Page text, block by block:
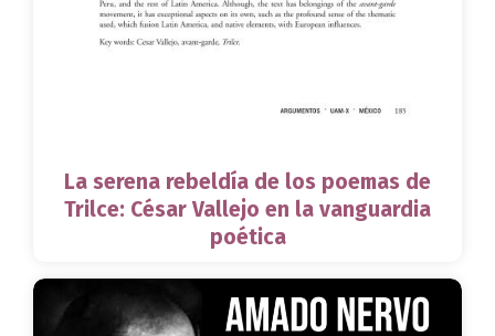
La serena rebeldía de los poemas de
Trilce: César Vallejo en la vanguardia
poética